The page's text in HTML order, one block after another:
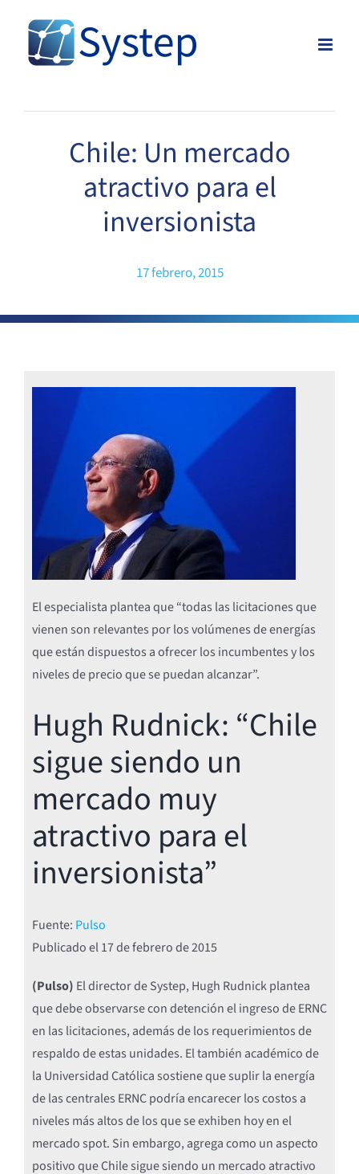
content
Chile: Un mercado
atractivo para el
inversionista
17 febrero, 2015
El especialista plantea que “todas las licitaciones que
vienen son relevantes por los volúmenes de energías
que están dispuestos a ofrecer los incumbentes y los
niveles de precio que se puedan alcanzar”.
Hugh Rudnick: “Chile
sigue siendo un
mercado muy
atractivo para el
inversionista”
Fuente: Pulso
Publicado el 17de febrero de 2015
(Pulso) El director de Systep, Hugh Rudnick plantea
que debe observarse con detención el ingreso de ERNC
en las licitaciones, además de los requerimientos de
respaldo de estas unidades. El también académico de
la Universidad Católica sostiene que suplir la energía
de las centrales ERNC podría encarecer los costos a
niveles más altos de los que se exhiben hoy en el
mercado spot. Sin embargo, agrega como un aspecto
positivo que Chile sigue siendo un mercado atractivo